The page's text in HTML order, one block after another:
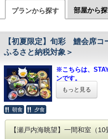
プランから探す 部屋から
【初夏限定】旬彩 鱧会席
ふるさと納税対象＞
※こちらは、
ンです。
※ふるさと納税を
・当館では全て
ンは不可）で納税
もっと見る
朝食 夕食
【瀬戸内海眺望】一間和室（